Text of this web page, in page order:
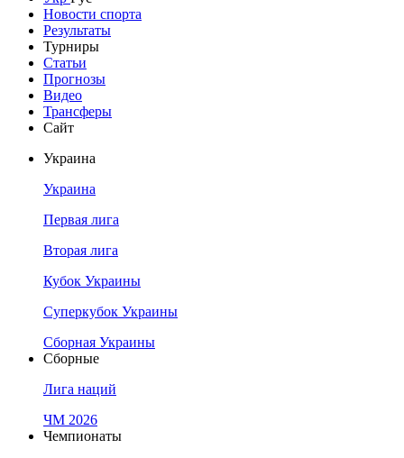
Новости спорта
Результаты
Турниры
Статьи
Прогнозы
Видео
Трансферы
Сайт
Украина
Украина
Первая лига
Вторая лига
Кубок Украины
Суперкубок Украины
Сборная Украины
Сборные
Лига наций
ЧМ 2026
Чемпионаты